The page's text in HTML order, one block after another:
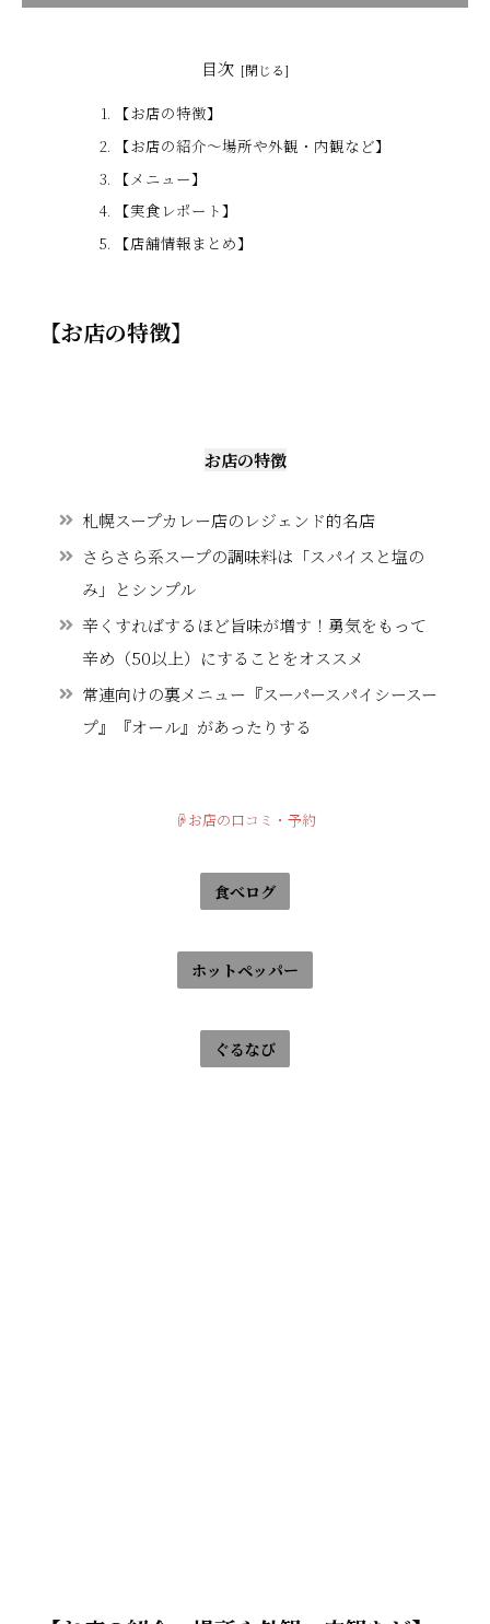
目次
【お店の特徴】
【お店の紹介〜場所や外観・内観など】
【メニュー】
【実食レポート】
【店舗情報まとめ】
【お店の特徴】
お店の特徴
札幌スープカレー店のレジェンド的名店
さらさら系スープの調味料は「スパイスと塩の
み」とシンプル
辛くすればするほど旨味が増す！勇気をもって
辛め（50以上）にすることをオススメ
常連向けの裏メニュー『スーパースパイシースー
プ』『オール』があったりする
☟お店の口コミ・予約
食べログ
ホットペッパー
ぐるなび